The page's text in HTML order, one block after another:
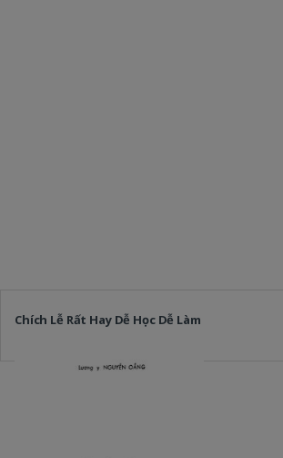
Chích Lễ Rất Hay Dễ Học Dễ Làm